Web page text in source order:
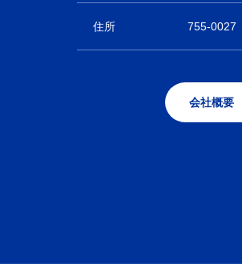
住所 755-0027
会社概要